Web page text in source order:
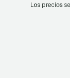
Los precios